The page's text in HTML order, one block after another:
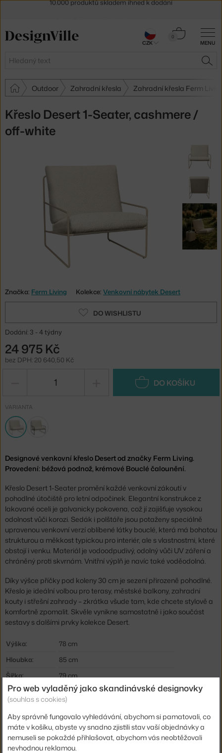
MENU
Hledat
0
Košík
Outdoor Zahradní křesla Zahradní křesla Ferm
Křeslo Desert 1-Seater, cashmere /
off-white
Značka: Ferm Living Kolekce: Venkovní nábytek Desert
DO WISHLISTU
Dodání: 3 - 4 týdny
24 975 Kč
bez DPH: 20 640,50 Kč
DO KOŠÍKU
VARIANTA
Designové venkovní křeslo Desert od značky Ferm Living.
Provedení: béžová podnož, krémové Bouclé čalounění.
Křeslo Desert 1-Seater promění každé venkovní zákoutí v
pohodlné útočiště pro letní odpočinek. Elegantní konstrukce z
lakované oceli je galvanicky pokovena, což jí zajišťuje vysokou
odolnost vůči korozi. Sedák i polštáře jsou potaženy speciálně
upravenou venkovní verzí oblíbené látky bouclé, která má bohatou
strukturou a měkkost typickou pro interiér, ale s vlastnostmi, které
obstojí i venku. Materiál je vodoodpudivý, odolný vůči UV záření a
chráněný proti skvrnám. Vnitřní výplň je navíc také voděodolná.
Díky výšce příčky pod koleny 30 cm je sezení přirozeně pohodlné.
Křeslo je ideální volbou pro terasy, městské balkony, zahradní
kouty i střešní zahrady – zkrátka všude tam, kde chcete stylově a
komfortně zpomalit. Skvěle vynikne samostatně i jako součást
sestavy s dalšími prvky kolekce Desert.
Výška:
78 cm
Hloubka:
85 cm
Šířka:
79 cm
Područky:
s područkami
Materiál:
textilní potah, práškově lakovaná ocel
Sedák:
čalouněný
30 dní na vrácení zboží
CZK
Pro web vyladěný jako skandinávské designovky
(souhlas s cookies)
Aby správně fungovalo vyhledávání, abychom si pamatovali, co
máte v košíku, abyste vy snadno zjistili stav vaší objednávky a
nemuseli se pokaždé přihlašovat, abychom vás neobtěžovali
nevhodnou reklamou.